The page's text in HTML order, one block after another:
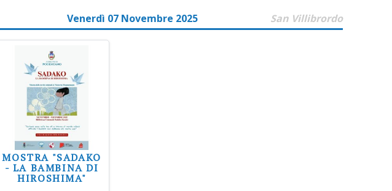
Venerdì 07 Novembre 2025 San Villibrordo
MOSTRA "SADAKO
- LA BAMBINA DI
HIROSHIMA"